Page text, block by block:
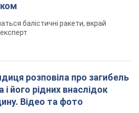
балістичні ракети, вкрай
розповіла про загибель
і його рідних внаслідок
Відео та фото